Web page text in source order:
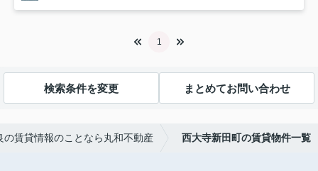
1
検索条件を変更 まとめてお問い合わせ
の賃貸情報のことなら丸和不動産 西大寺新田町の賃貸物件一覧